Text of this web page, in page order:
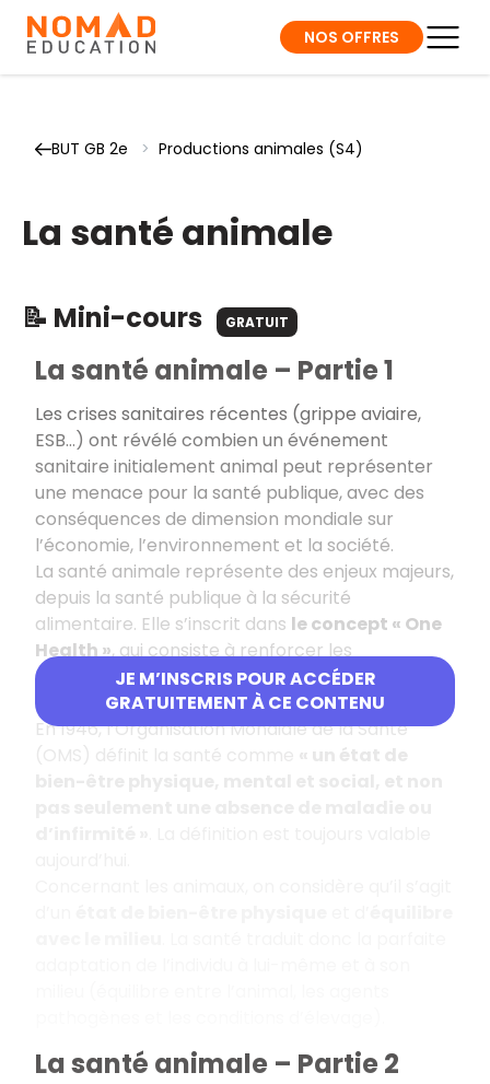
NOS OFFRES
BUT GB 2e > Productions animales (S4)
La santé animale
📝 Mini-cours GRATUIT
JE M’INSCRIS POUR ACCÉDER
GRATUITEMENT À CE CONTENU
La santé animale – Partie 1
Les crises sanitaires récentes (grippe aviaire,
ESB…) ont révélé combien un événement
sanitaire initialement animal peut représenter
une menace pour la santé publique, avec des
conséquences de dimension mondiale sur
l’économie, l’environnement et la société.
La santé animale représente des enjeux majeurs,
depuis la santé publique à la sécurité
alimentaire. Elle s’inscrit dans le concept « One
Health », qui consiste à renforcer les
collaborations entre santé humaine, santé
animale et gestion de l’environnement.
En 1946, l’Organisation Mondiale de la Santé
(OMS) définit la santé comme
« un état de
La santé animale – Partie 2